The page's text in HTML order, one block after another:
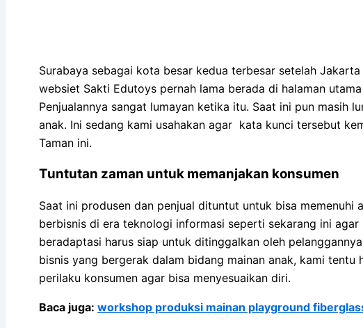
Surabaya sebagai kota besar kedua terbesar setelah
websiet Sakti Edutoys pernah lama berada di halaman
Penjualannya sangat lumayan ketika itu. Saat ini pun masih
anak. Ini sedang kami usahakan agar kata kunci tersebut
Taman ini.
Tuntutan zaman untuk memanjakan konsumen
Saat ini produsen dan penjual dituntut untuk bisa memenuhi
berbisnis di era teknologi informasi seperti sekarang ini
beradaptasi harus siap untuk ditinggalkan oleh
bisnis yang bergerak dalam bidang mainan anak, kami
perilaku konsumen agar bisa menyesuaikan diri.
Baca juga: workshop produksi mainan playground